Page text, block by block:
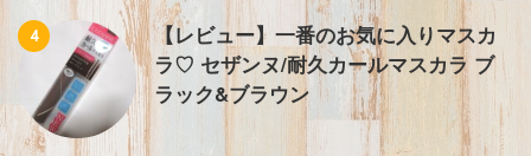
4
【レビュー】一番のお気に入りマスカ
ラ♡ セザンヌ/耐久カールマスカラ ブ
ラック&ブラウン